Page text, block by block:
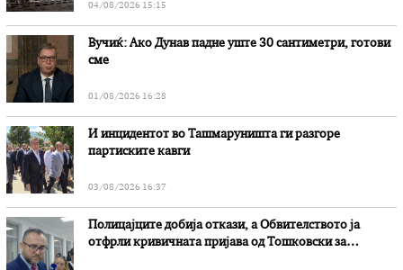
04/08/2026 15:15
Вучиќ: Ако Дунав падне уште 30 сантиметри, готови
сме
01/08/2026 16:28
И инцидентот во Ташмаруништa ги разгоре
партиските кавги
03/08/2026 16:37
Полицајците добија откази, а Обвителството ја
отфрли кривичната пријава од Тошковски за